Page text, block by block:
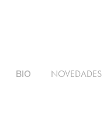
BIO NOVEDADES